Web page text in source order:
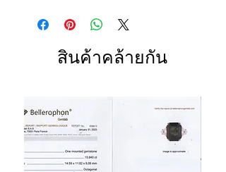
สินค้าคล้ายกัน